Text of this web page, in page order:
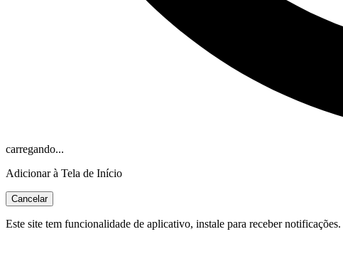
carregando...
Adicionar à Tela de Início
Cancelar
Este site tem funcionalidade de aplicativo, instale para receber notificações.